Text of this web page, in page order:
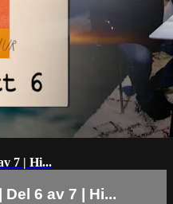
7 | Hi...
6 av 7 | Hi...